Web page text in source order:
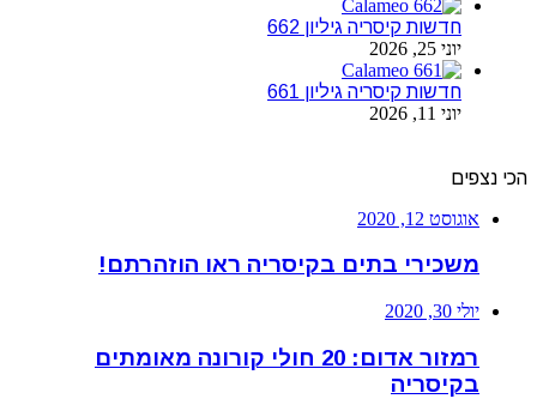
חדשות קיסריה גיליון 662
יוני 25, 2026
חדשות קיסריה גיליון 661
יוני 11, 2026
הכי נצפים
אוגוסט 12, 2020
משכירי בתים בקיסריה ראו הוזהרתם!
יולי 30, 2020
רמזור אדום: 20 חולי קורונה מאומתים
בקיסריה